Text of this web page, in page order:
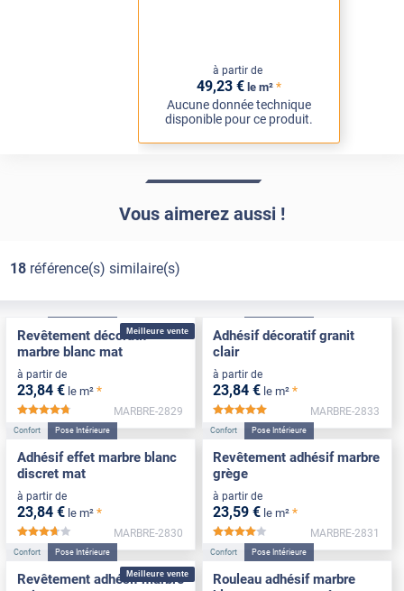
à partir de
49,23 € le m² *
Aucune donnée technique
disponible pour ce produit.
Vous aimerez aussi !
18référence(s) similaire(s)
Meilleure vente
Revêtement décoratif
marbre blanc mat
à partir de
23,84 € le m² *
*****
MARBRE-2829
Adhésif décoratif granit
clair
à partir de
23,84 € le m² *
MARBRE-2833
Confort Pose Intérieure
Adhésif effet marbre blanc
discret mat
à partir de
23,84 € le m² *
*****
MARBRE-2830
Confort Pose Intérieure
Revêtement adhésif marbre
grège
à partir de
23,59 € le m² *
*****
MARBRE-2831
Meilleure vente
Confort Pose Intérieure
Revêtement adhésif marbre
Confort Pose Intérieure
Rouleau adhésif marbre